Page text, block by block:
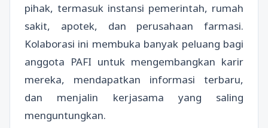
pihak, termasuk instansi pemerintah, rumah
sakit, apotek, dan perusahaan farmasi.
Kolaborasi ini membuka banyak peluang bagi
anggota PAFI untuk mengembangkan karir
mereka, mendapatkan informasi terbaru,
dan menjalin kerjasama yang saling
menguntungkan.